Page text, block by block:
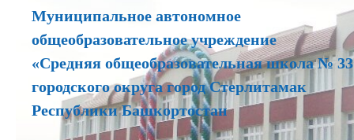
Муниципальное автономное
общеобразовательное учреждение
«Средняя общеобразовательная школа №
городского округа город Стерлитамак
Республики Башкортостан